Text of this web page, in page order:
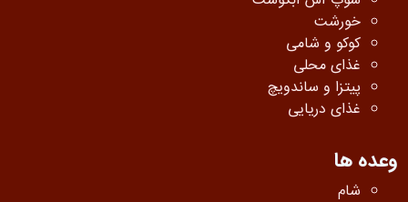
خورشت
کوکو و شامی
غذای محلی
پیتزا و ساندویچ
غذای دریایی
وعده ها
شام